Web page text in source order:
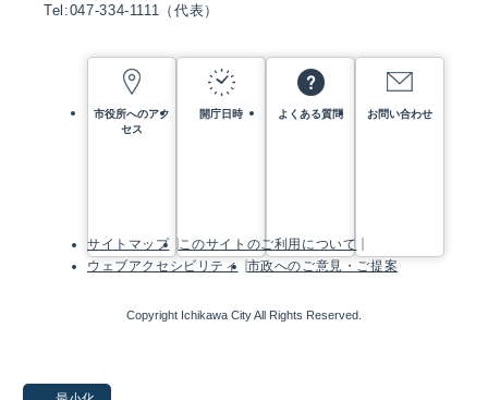
Tel:047-334-1111（代表）
市役所へのアク
セス
開庁日時 よくある質問 お問い合わせ
サイトマップ
このサイトのご利用について
ウェブアクセシビリティ
市政へのご意見・ご提案
Copyright Ichikawa City All Rights Reserved.